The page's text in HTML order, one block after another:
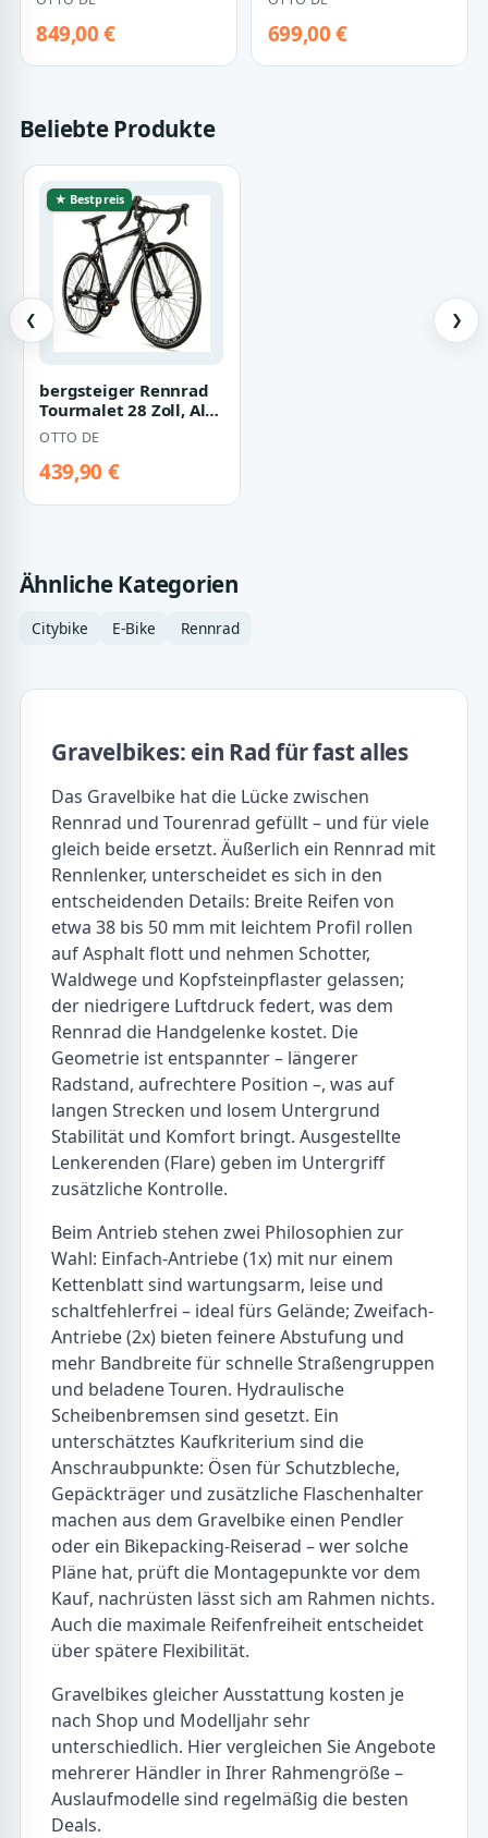
Fahrrad 2x…
849,00 €
Fahrrad 2…
699,00 €
Beliebte Produkte
❮
★ Bestpreis
bergsteiger Rennrad
Tourmalet 28 Zoll, Alu
Gravelbike 14 Gang-
Schaltun…
OTTO DE
439,90 €
❯
Ähnliche Kategorien
Citybike E-Bike Rennrad
Gravelbikes: ein Rad für fast alles
Das Gravelbike hat die Lücke zwischen
Rennrad und Tourenrad gefüllt – und für viele
gleich beide ersetzt. Äußerlich ein Rennrad mit
Rennlenker, unterscheidet es sich in den
entscheidenden Details: Breite Reifen von
etwa 38 bis 50 mm mit leichtem Profil rollen
auf Asphalt flott und nehmen Schotter,
Waldwege und Kopfsteinpflaster gelassen;
der niedrigere Luftdruck federt, was dem
Rennrad die Handgelenke kostet. Die
Geometrie ist entspannter – längerer
Radstand, aufrechtere Position –, was auf
langen Strecken und losem Untergrund
Stabilität und Komfort bringt. Ausgestellte
Lenkerenden (Flare) geben im Untergriff
zusätzliche Kontrolle.
Beim Antrieb stehen zwei Philosophien zur
Wahl: Einfach-Antriebe (1x) mit nur einem
Kettenblatt sind wartungsarm, leise und
schaltfehlerfrei – ideal fürs Gelände; Zweifach-
Antriebe (2x) bieten feinere Abstufung und
mehr Bandbreite für schnelle Straßengruppen
und beladene Touren. Hydraulische
Scheibenbremsen sind gesetzt. Ein
unterschätztes Kaufkriterium sind die
Anschraubpunkte: Ösen für Schutzbleche,
Gepäckträger und zusätzliche Flaschenhalter
machen aus dem Gravelbike einen Pendler
oder ein Bikepacking-Reiserad – wer solche
Pläne hat, prüft die Montagepunkte vor dem
Kauf, nachrüsten lässt sich am Rahmen nichts.
Auch die maximale Reifenfreiheit entscheidet
über spätere Flexibilität.
Gravelbikes gleicher Ausstattung kosten je
nach Shop und Modelljahr sehr
unterschiedlich. Hier vergleichen Sie Angebote
mehrerer Händler in Ihrer Rahmengröße –
Auslaufmodelle sind regelmäßig die besten
Deals.